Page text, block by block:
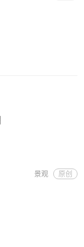
景观 原创